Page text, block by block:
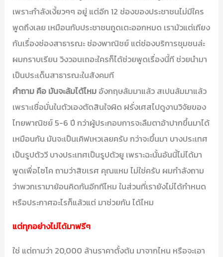
เพราะกำลังเงี้ยวๆๆ อยู่ แต่อีก 12 ช่องของประชาชนไม่มีใคร
พูดถึงเลย เหมือนกับประชาชนถูดเตะออกหมด เรามัวแต่เถียง
กันเรื่องช่องสาธารณะ ช่องพาณิชย์ แต่ช่องบริการชุมชนล่ะ
ผมกราบเรียน วิงวอนเถอะใครก็ได้ช่วยพูดเรื่องนี้ที ช่วยนำมา
เป็นประเด็นสาธารณะในสังคมที
คำถาม คือ มันจะล้มได้ไหม อังกฤษล้มมาแล้ว สเปนล้มมาแล้ว
เพราะเชื่อมั่นในตัวเองตัดสินใจผิด ฝรั่งเศสไปดูงานวิจัยของ
ไทยพาณิชย์ 5-6 ปี กว่าผู้ประกอบการจะลืมตาอ้าปากขึ้นมาได้
เหมือนกัน มันจะเป็นเคิฟเหวเลยครับ กว่าจะขึ้นมา บางประเทศ
เป็นรูปตัววี บางประเทศเป็นรูปตัวยู เพราะฉะนั้นอันนี้ไม่ได้มา
พูดเพื่อไซโค ถามว่าสิขเรศ คุณแหม ไม่ใช่ครับ ผมกำลังถาม
ว่าพวกเรามาย้อนคิดกันอีกทีไหม ในส่วนที่เรายังไม่ได้กำหนด
หรือประกาศอะไรก็แล้วแต่ มาช่วยกัน ได้ไหม
แต่ทุกอย่างไม่ได้มาฟรีๆ
ใช่ แต่ถามว่า 20,000 ล้านราคาตั้งต้น มาจากไหน หรือจะเอา